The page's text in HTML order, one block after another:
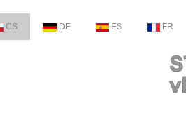
CS DE ES FR